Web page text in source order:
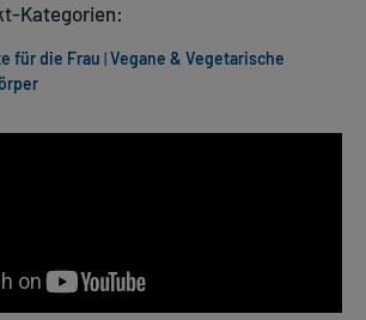
Kategorien:
für die Frau |Vegane & Vegetarische